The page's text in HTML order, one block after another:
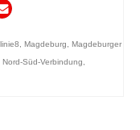
linie8, Magdeburg, Magdeburger
Nord-Süd-Verbindung,